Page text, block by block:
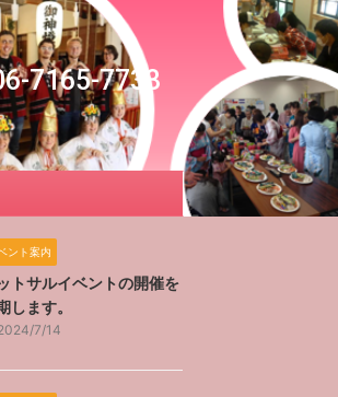
7165-7733
ント案内
トサルイベントの開催を
します。
7/14